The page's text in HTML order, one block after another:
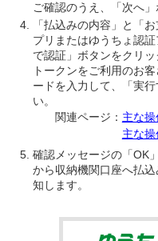
ご確認のうえ、「次へ
「払込みの内容」と「
プリまたはゆうちょ認
で認証」ボタンをクリッ
トークンをご利用のお
ードを入力して、「実
い。
関連ページ： 主な操
主な操
確認メッセージの「OK
から収納機関口座へ払
知します。